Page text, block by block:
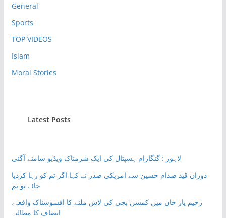
General
Sports
TOP VIDEOS
Islam
Moral Stories
Latest Posts
لاہور : گنگارام ہسپتال کی ایک شرمناک ویڈیو سامنے آگئی
دوران قید صدام حسین سے امریکی صدر نے کہا اگر تم کو رہا کردیا
جائے تو تم
رحیم یار خان میں کمسن بچی کی لاش ملنے کا افسوسناک واقعہ،
انصاف کا مطالبہ